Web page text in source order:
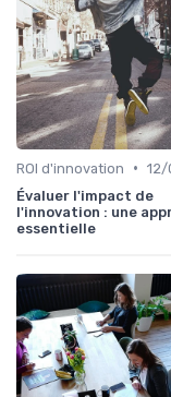
ROI d'innovation •
Évaluer l'impact de
l'innovation : une
essentielle